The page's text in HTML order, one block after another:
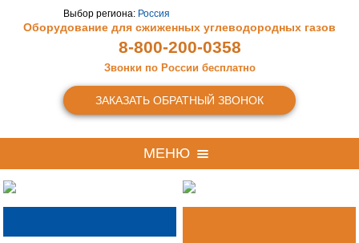
Выбор региона: Россия
Оборудование для сжиженных углеводородных газов
8-800-200-0358
Звонки по России бесплатно
ЗАКАЗАТЬ ОБРАТНЫЙ ЗВОНОК
МЕНЮ